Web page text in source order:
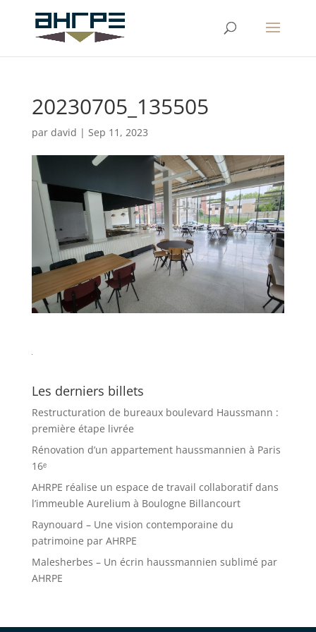
20230705_135505
par david | Sep 11, 2023
Les derniers billets
Restructuration de bureaux boulevard Haussmann :
première étape livrée
Rénovation d’un appartement haussmannien à Paris
16ᵉ
AHRPE réalise un espace de travail collaboratif dans
l’immeuble Aurelium à Boulogne Billancourt
Raynouard – Une vision contemporaine du
patrimoine par AHRPE
Malesherbes – Un écrin haussmannien sublimé par
AHRPE